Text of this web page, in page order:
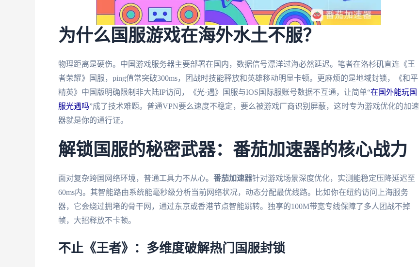
为什么国服游戏在海外水土不服？
物理距离是硬伤。中国游戏服务器主要部署在国内，数据信号漂洋过海必然延迟。笔者在洛杉矶直连《王
者荣耀》国服，ping值常突破300ms，团战时技能释放和英雄移动明显卡顿。更麻烦的是地域封锁，《和平
精英》中国版明确限制非大陆IP访问，《光·遇》国服与IOS国际服账号数据不互通，让简单“在国外能玩国
服光遇吗”成了技术难题。普通VPN要么速度不稳定，要么被游戏厂商识别屏蔽，这时专为游戏优化的加速
器就是你的通行证。
解锁国服的秘密武器：番茄加速器的核心战力
面对复杂跨国网络环境，普通工具力不从心。 番茄加速器针对游戏场景深度优化，实测能稳定压降延迟至
60ms内。其智能路由系统能毫秒级分析当前网络状况，动态分配最优线路。比如你在纽约访问上海服务
器，它会绕过拥堵的骨干网，通过东京或香港节点智能跳转。独享的100M带宽专线保障了多人团战不掉
帧，大招释放不卡顿。
不止《王者》：多维度破解热门国服封锁